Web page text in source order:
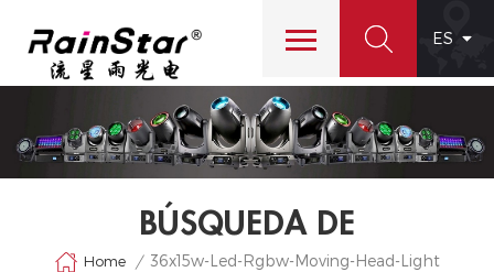
ES
BÚSQUEDA DE
Home / 36x15w-Led-Rgbw-Moving-Head-Light